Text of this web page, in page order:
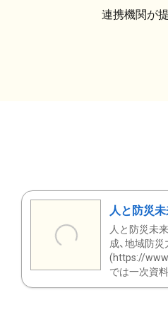
連携機関が
人と防災
人と防災未
成、地域防
(https://
では一次資料